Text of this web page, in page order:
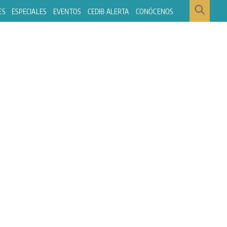
ESPECIALES EVENTOS CEDIB ALERTA CONÓCENOS